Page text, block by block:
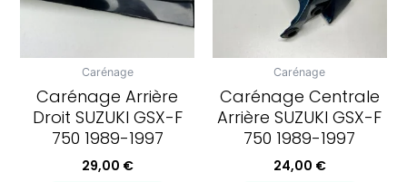
Carénage
Carénage Arrière
Droit SUZUKI GSX-F
750 1989-1997
29,00 €
Carénage
Carénage Centrale
Arrière SUZUKI GSX-F
750 1989-1997
24,00 €